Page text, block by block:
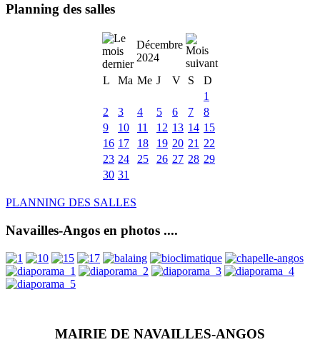
Planning des salles
Décembre
2024
L
Ma Me J V S
D
1
2
3 4 5 6 7
8
9
10 11 12 13 14 15
16 17 18 19 20 21 22
23 24 25 26 27 28 29
30 31
PLANNING DES SALLES
Navailles-Angos en photos ....
MAIRIE DE NAVAILLES-ANGOS